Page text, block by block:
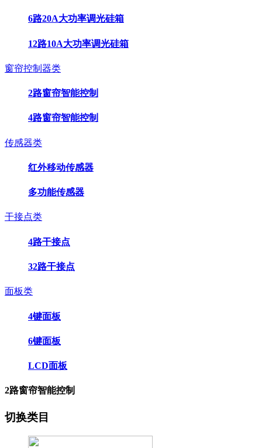
6路20A大功率调光硅箱
12路10A大功率调光硅箱
窗帘控制器类
2路窗帘智能控制
4路窗帘智能控制
传感器类
红外移动传感器
多功能传感器
干接点类
4路干接点
32路干接点
面板类
4键面板
6键面板
LCD面板
2路窗帘智能控制
切换类目